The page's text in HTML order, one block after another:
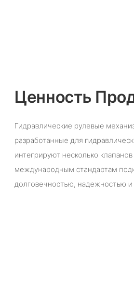
Ценность
Гидравлические рулевые
разработанные для
интегрируют несколько
международным стандартам
долговечностью, надежностью